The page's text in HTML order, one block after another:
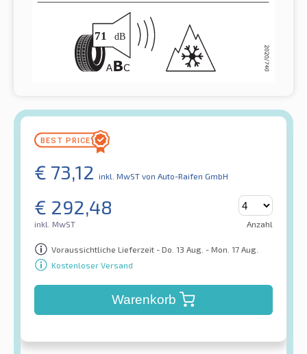
€ 73,12 inkl. MwST von Auto-Raifen GmbH
€ 292,48
inkl. MwST Anzahl
Voraussichtliche Lieferzeit - Do. 13 Aug. - Mon. 17 Aug.
Kostenloser Versand
Warenkorb